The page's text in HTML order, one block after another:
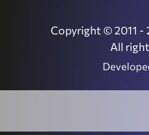
Copyright © 2011 -
All